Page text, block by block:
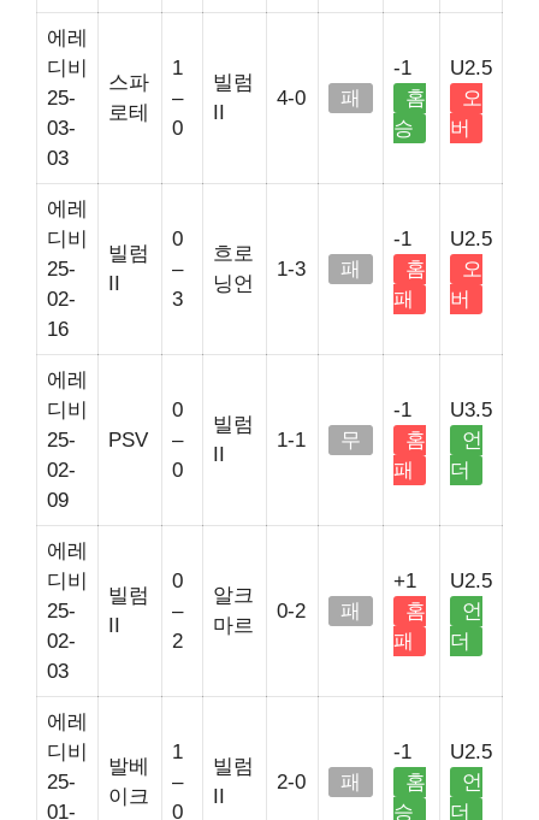
에레
디비
25-
03-
03
스파
로테
1
–
0
빌럼
II
4-0 패
-1
홈
승
U2.5
오
버
에레
디비
25-
02-
16
빌럼
II
0
–
3
흐로
닝언
1-3 패
-1
홈
패
U2.5
오
버
에레
디비
25-
02-
09
PSV
0
–
0
빌럼
II
1-1 무
-1
홈
패
U3.5
언
더
에레
디비
25-
02-
03
빌럼
II
0
–
2
알크
마르
0-2 패
+1
홈
패
U2.5
언
더
에레
디비
25-
01-
발베
이크
1
–
0
빌럼
II
2-0 패
-1
홈
승
U2.5
언
더